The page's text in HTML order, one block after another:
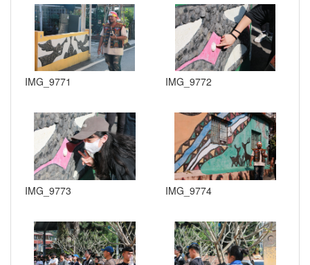
IMG_9771 IMG_9772
IMG_9773 IMG_9774